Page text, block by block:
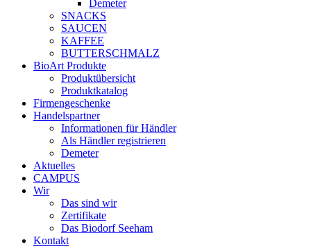
Demeter
SNACKS
SAUCEN
KAFFEE
BUTTERSCHMALZ
BioArt Produkte
Produktübersicht
Produktkatalog
Firmengeschenke
Handelspartner
Informationen für Händler
Als Händler registrieren
Demeter
Aktuelles
CAMPUS
Wir
Das sind wir
Zertifikate
Das Biodorf Seeham
Kontakt